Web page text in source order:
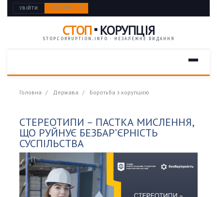
УВІЙТИ РЕЄСТРАЦІЯ
СТОП КОРУПЦІЯ
STOPCORRUPTION.INFO · НЕЗАЛЕЖНЕ ВИДАННЯ
Головна Держава Боротьба з корупцією
СТЕРЕОТИПИ – ПАСТКА МИСЛЕННЯ,
ЩО РУЙНУЄ БЕЗБАР’ЄРНІСТЬ
СУСПІЛЬСТВА